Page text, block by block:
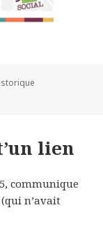
lien
communique
n’avait